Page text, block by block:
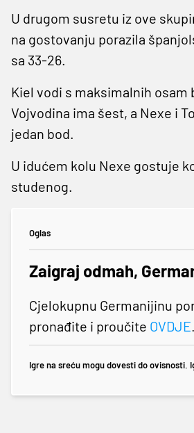
U drugom susretu iz ove
na gostovanju porazila
sa 33-26.
Kiel vodi s maksimalnih osam
Vojvodina ima šest, a Nexe i
jedan bod.
U idućem kolu Nexe gostuje
studenog.
Oglas
Zaigraj odmah,
Cjelokupnu Germanijinu
pronađite i proučite OVDJE.
Igre na sreću mogu dovesti do ovisnosti.